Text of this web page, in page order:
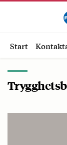
Start